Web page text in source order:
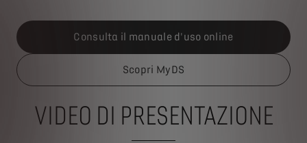
Consulta il manuale d'uso online
Scopri MyDS
VIDEO DI PRESENTAZIONE